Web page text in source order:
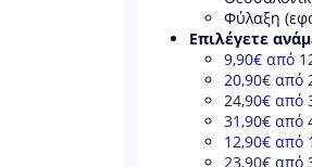
Φύλαξη
Επιλέγετε
9,90€ από
20,90€ από
24,90€ από
31,90€ από
12,90€ από
23,90€ από